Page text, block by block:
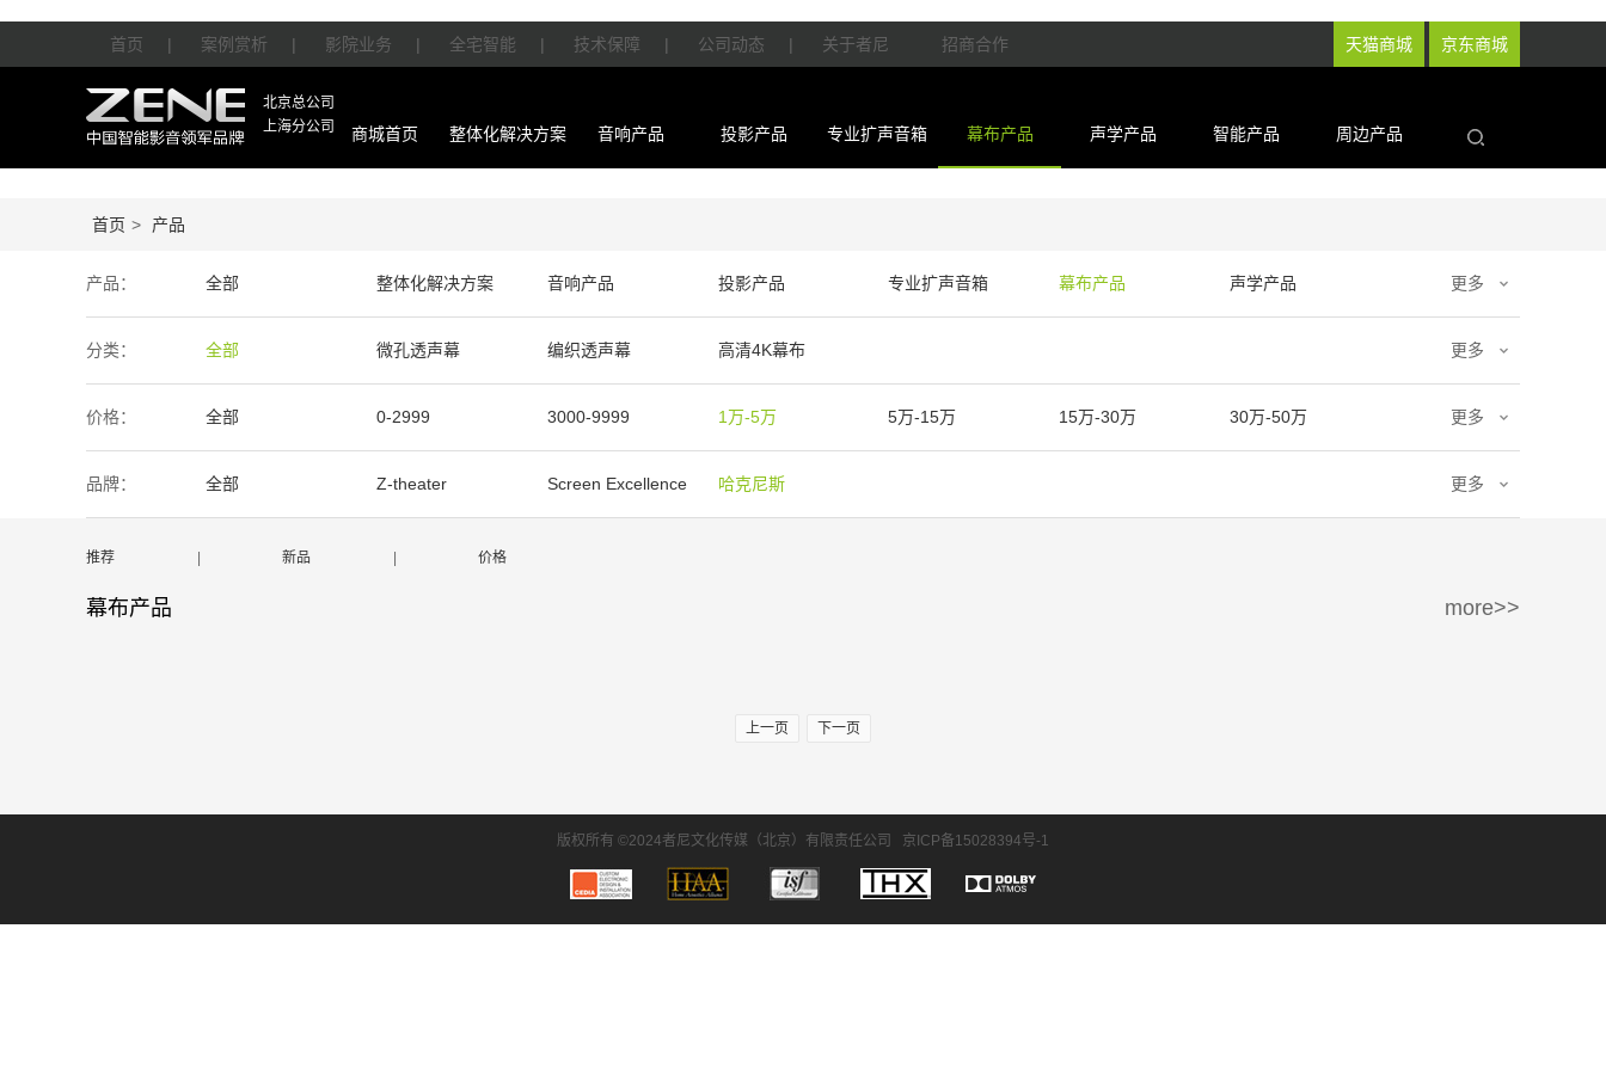
天猫商城 京东商城
首页 | 案例赏析 | 影院业务 | 全宅智能 | 技术保障 | 公司动态 | 关于者尼 招商合作
北京总公司
上海分公司
商城首页 整体化解决方案 音响产品 投影产品 专业扩声音箱 幕布产品 声学产品 智能产品 周边产品
首页 > 产品
产品： 全部 整体化解决方案 音响产品 投影产品 专业扩声音箱 幕布产品 声学产品
智能产品 周边产品
更多
分类： 全部 微孔透声幕 编织透声幕 高清4K幕布 更多
价格： 全部 0-2999 3000-9999 1万-5万 5万-15万 15万-30万 30万-50万
50万-100万 100万以上
更多
品牌： 全部 Z-theater Screen Excellence 哈克尼斯 更多
推荐 新品 价格
幕布产品 more>>
上一页 下一页
版权所有 ©2024者尼文化传媒（北京）有限责任公司 京ICP备15028394号-1